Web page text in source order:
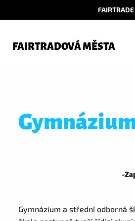
FAIRTRADE
FAIRTRADOVÁ MĚSTA
-
Gymnázium a střední odborná